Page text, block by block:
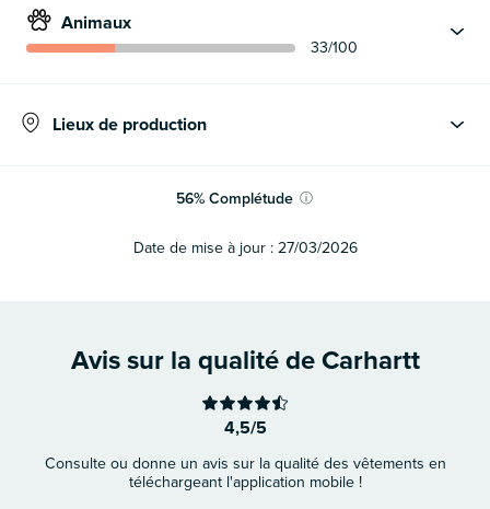
Animaux
33/100
Lieux de production
56%Complétude ⓘ
Date de mise à jour : 27/03/2026
Avis sur la qualité de Carhartt
4,5/5
Consulte ou donne un avis sur la qualité des vêtements en
téléchargeant l'application mobile !